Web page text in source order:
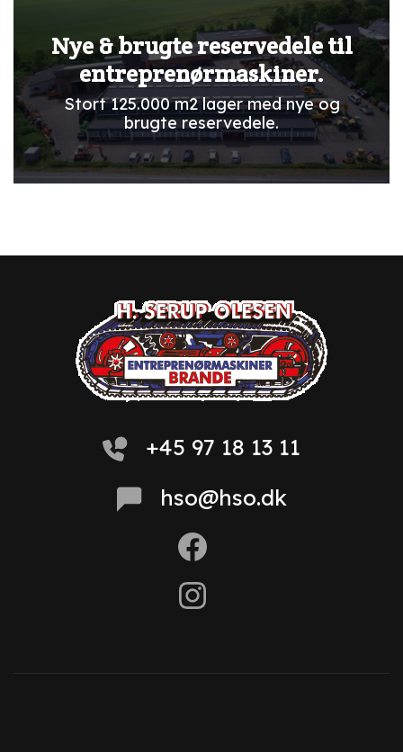
Nye & brugte reservedele til
entreprenørmaskiner.
Stort 125.000 m2 lager med nye og
brugte reservedele.
+45 97 18 13 11
hso@hso.dk